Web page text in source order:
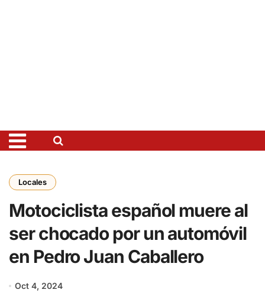
Locales
Motociclista español muere al
ser chocado por un automóvil
en Pedro Juan Caballero
Oct 4, 2024